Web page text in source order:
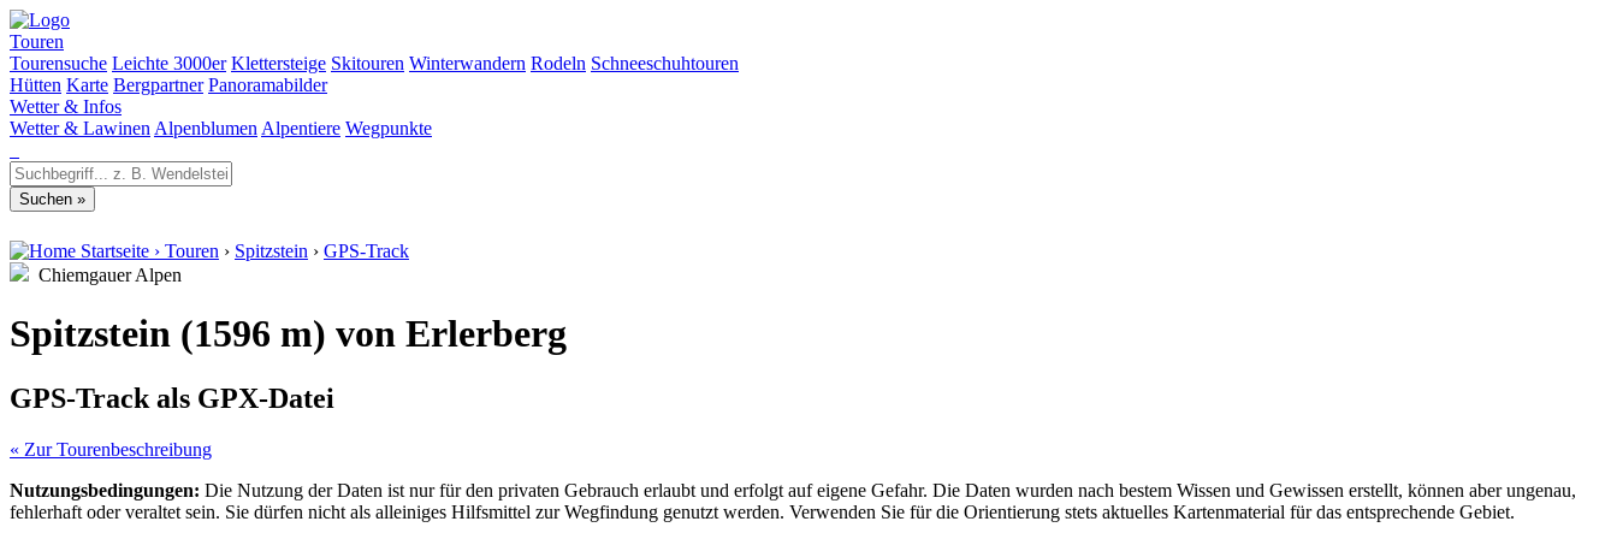
Touren
Tourensuche Leichte 3000er Klettersteige Skitouren Winterwandern Rodeln Schneeschuhtouren
Hütten Karte Bergpartner Panoramabilder
Wetter & Infos
Wetter & Lawinen Alpenblumen Alpentiere Wegpunkte
Startseite › Touren › Spitzstein › GPS-Track
Chiemgauer Alpen
Spitzstein (1596 m) von Erlerberg
GPS-Track als GPX-Datei
« Zur Tourenbeschreibung
Nutzungsbedingungen: Die Nutzung der Daten ist nur für den privaten Gebrauch erlaubt und erfolgt auf eigene Gefahr. Die Daten wurden nach bestem Wissen und Gewissen erstellt, können aber ungenau,
fehlerhaft oder veraltet sein. Sie dürfen nicht als alleiniges Hilfsmittel zur Wegfindung genutzt werden. Verwenden Sie für die Orientierung stets aktuelles Kartenmaterial für das entsprechende Gebiet.